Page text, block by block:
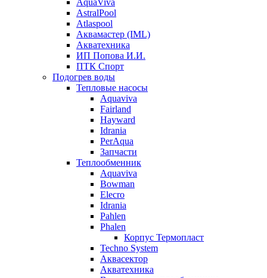
AstralPool
Atlaspool
Аквамастер (IML)
Акватехника
ИП Попова И.И.
ПТК Спорт
Подогрев воды
Тепловые насосы
Aquaviva
Fairland
Hayward
Idrania
PerAqua
Запчасти
Теплообменник
Aquaviva
Bowman
Elecro
Idrania
Pahlen
Phalen
Корпус Термопласт
Techno System
Аквасектор
Акватехника